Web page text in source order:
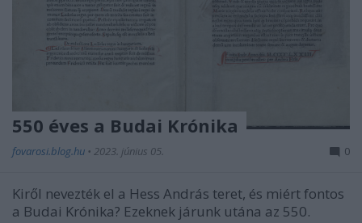
550 éves a Budai Krónika
fovarosi.blog.hu • 2023. június 05. 0
Kiről nevezték el a Hess András teret, és miért fontos
a Budai Krónika? Ezeknek járunk utána az 550.